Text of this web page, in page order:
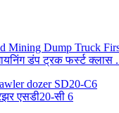
डंप ट्रक फर्स्ट क्लास
एसडी20-सी 6